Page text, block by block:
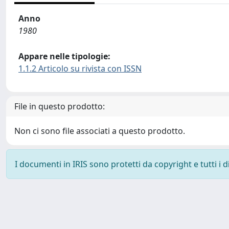
Anno
1980
Appare nelle tipologie:
1.1.2 Articolo su rivista con ISSN
File in questo prodotto:
Non ci sono file associati a questo prodotto.
I documenti in IRIS sono protetti da copyright e tutti i